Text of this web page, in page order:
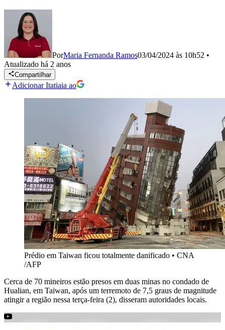
PorMaria Fernanda Ramos03/04/2024 às 10h52 •
Atualizado há 2 anos
Compartilhar
Adicionar Itatiaia ao
Prédio em Taiwan ficou totalmente danificado • CNA
/AFP
Cerca de 70 mineiros estão presos em duas minas no condado de
Hualian, em Taiwan, após um terremoto de 7,5 graus de magnitude
atingir a região nessa terça-feira (2), disseram autoridades locais.